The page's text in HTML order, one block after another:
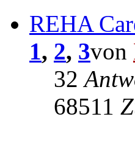
REHA
1, 2, 3von
32
68511